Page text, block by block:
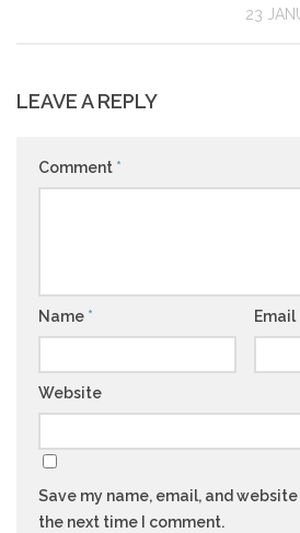
23
LEAVE A REPLY
Comment *
Name * Email
Website
Save my name, email, and
the next time I comment.